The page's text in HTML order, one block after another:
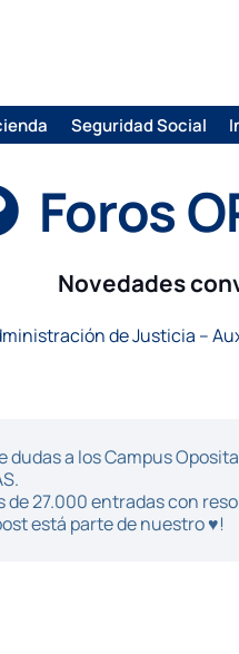
Seguridad Social
Foros
Novedades
de Justicia –
dudas a los Campus
27.000 entradas con
está parte de nuestro ♥!